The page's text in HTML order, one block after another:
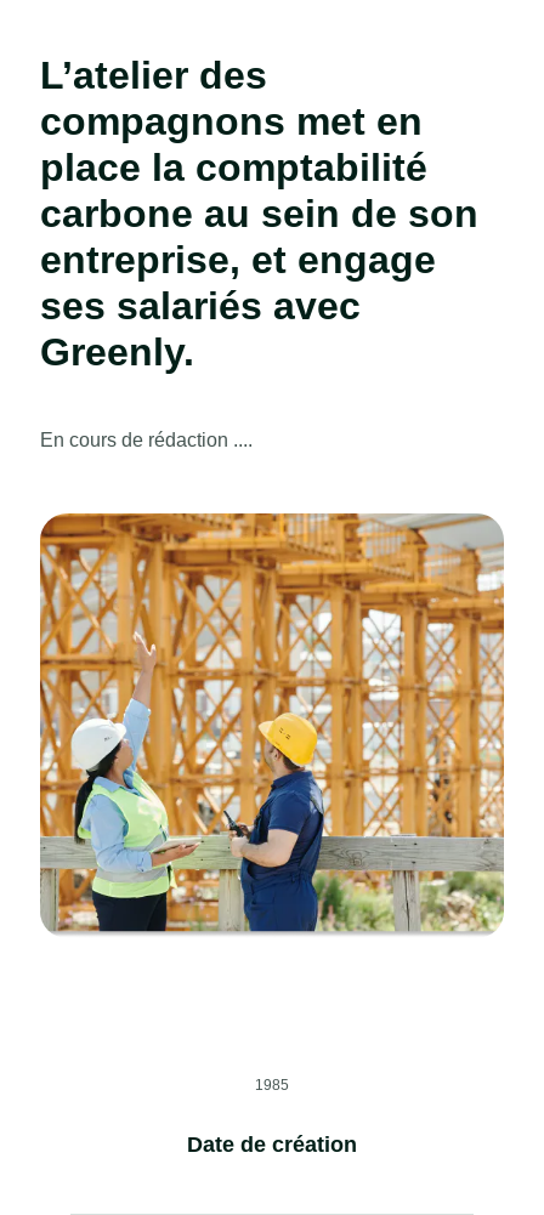
L’atelier des
compagnons met en
place la comptabilité
carbone au sein de son
entreprise, et engage
ses salariés avec
Greenly.
En cours de rédaction ....
1985
Date de création